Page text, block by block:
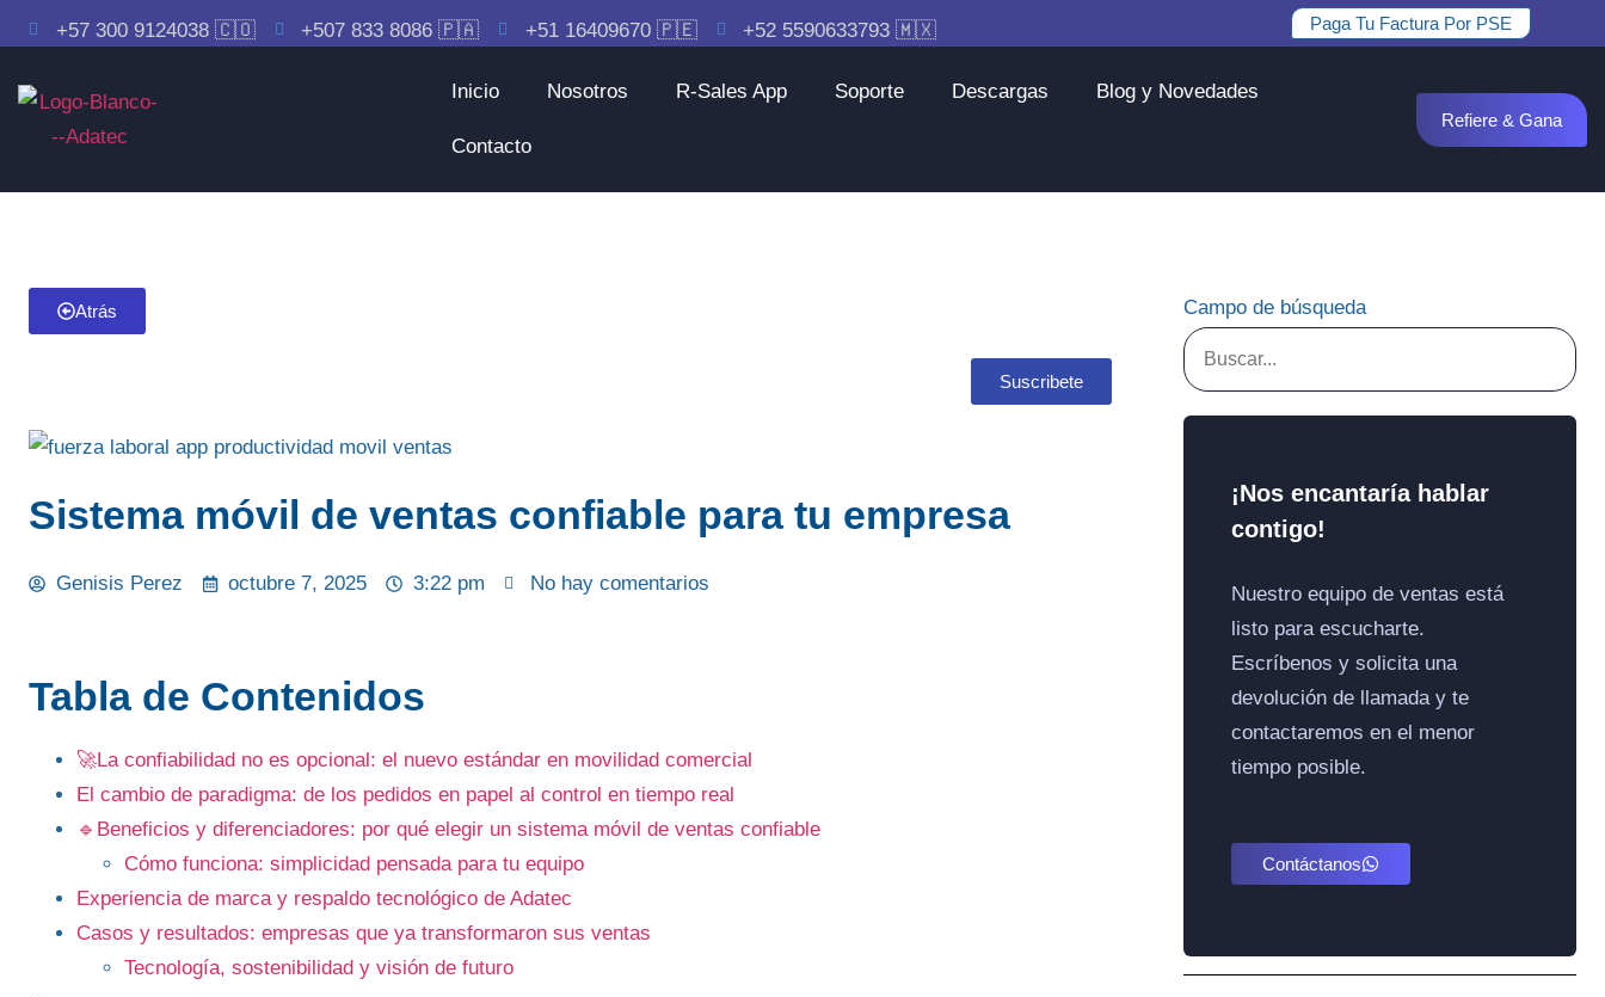
+57 300 9124038 🇨🇴 +507 833 8086 🇵🇦 +51 16409670 🇵🇪 +52 5590633793 🇲🇽 Paga Tu Factura Por PSE
Inicio Nosotros R-Sales App Soporte Descargas Blog y Novedades
Contacto
Refiere & Gana
Atrás
Suscribete
Sistema móvil de ventas confiable para tu empresa
Genisis Perez octubre 7, 2025 3:22 pm No hay comentarios
Tabla de Contenidos
🚀La confiabilidad no es opcional: el nuevo estándar en movilidad comercial
El cambio de paradigma: de los pedidos en papel al control en tiempo real
🔹Beneficios y diferenciadores: por qué elegir un sistema móvil de ventas confiable
Cómo funciona: simplicidad pensada para tu equipo
Experiencia de marca y respaldo tecnológico de Adatec
Casos y resultados: empresas que ya transformaron sus ventas
Tecnología, sostenibilidad y visión de futuro
Campo de búsqueda
¡Nos encantaría hablar
contigo!
Nuestro equipo de ventas está
listo para escucharte.
Escríbenos y solicita una
devolución de llamada y te
contactaremos en el menor
tiempo posible.
Contáctanos